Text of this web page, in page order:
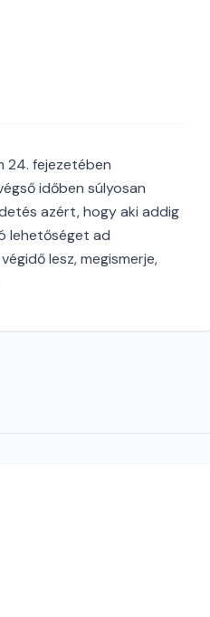
24. fejezetében
időben súlyosan
azért, hogy aki addig
lehetőséget ad
lesz, megismerje,